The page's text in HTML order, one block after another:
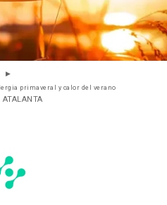
primaveral y calor del verano